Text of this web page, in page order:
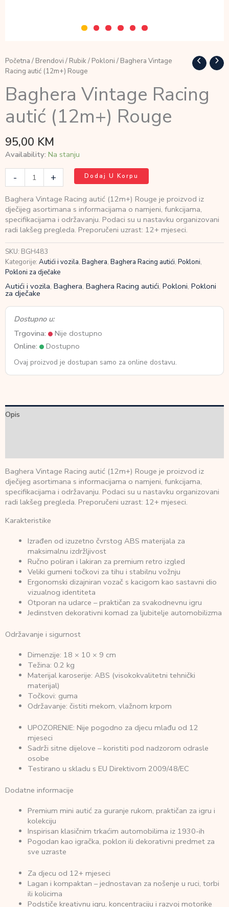
Početna / Brendovi / Rubik/ Pokloni / Baghera Vintage
Racing autić (12m+) Rouge
Baghera Vintage Racing
autić (12m+) Rouge
95,00 KM
Availability: Na stanju
-
autić
(12m+)
Rouge
količina
+ Dodaj U Korpu
Baghera Vintage Racing autić (12m+) Rouge je proizvod iz
dječijeg asortimana s informacijama o namjeni, funkcijama,
specifikacijama i održavanju. Podaci su u nastavku organizovani
radi lakšeg pregleda. Preporučeni uzrast: 12+ mjeseci.
SKU: BGH483
Kategorije: Autići i vozila, Baghera, Baghera Racing autići, Pokloni,
Pokloni za dječake
Autići i vozila, Baghera, Baghera Racing autići, Pokloni, Pokloni
za dječake
Dostupno u:
Trgovina:
Nije dostupno
Online:
Dostupno
Ovaj proizvod je dostupan samo za online dostavu.
Opis
Baghera Vintage Racing autić (12m+) Rouge je proizvod iz
dječijeg asortimana s informacijama o namjeni, funkcijama,
specifikacijama i održavanju. Podaci su u nastavku organizovani
radi lakšeg pregleda. Preporučeni uzrast: 12+ mjeseci.
Karakteristike
Izrađen od izuzetno čvrstog ABS materijala za
maksimalnu izdržljivost
Ručno poliran i lakiran za premium retro izgled
Veliki gumeni točkovi za tihu i stabilnu vožnju
Ergonomski dizajniran vozač s kacigom kao sastavni dio
vizualnog identiteta
Otporan na udarce – praktičan za svakodnevnu igru
Jedinstven dekorativni komad za ljubitelje automobilizma
Održavanje i sigurnost
Dimenzije: 18 × 10 × 9 cm
Težina: 0.2 kg
Materijal karoserije: ABS (visokokvalitetni tehnički
materijal)
Točkovi: guma
Održavanje: čistiti mekom, vlažnom krpom
UPOZORENJE: Nije pogodno za djecu mlađu od 12
mjeseci
Sadrži sitne dijelove – koristiti pod nadzorom odrasle
osobe
Testirano u skladu s EU Direktivom 2009/48/EC
Dodatne informacije
Premium mini autić za guranje rukom, praktičan za igru i
kolekciju
Inspirisan klasičnim trkaćim automobilima iz 1930-ih
Pogodan kao igračka, poklon ili dekorativni predmet za
sve uzraste
Za djecu od 12+ mjeseci
Lagan i kompaktan – jednostavan za nošenje u ruci, torbi
ili kolicima
Podstiče kreativnu igru, koncentraciju i razvoj motorike